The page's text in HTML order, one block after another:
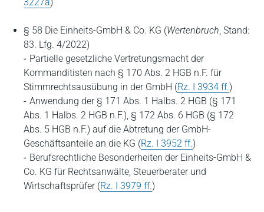
§ 58 Die Einheits-GmbH & Co. KG (Wertenbruch, Stand:
83. Lfg. 4/2022)
Partielle gesetzliche Vertretungsmacht der
Kommanditisten nach § 170 Abs. 2 HGB n.F. für
Stimmrechtsausübung in der GmbH (Rz. I 3934 ff.)
Anwendung der § 171 Abs. 1 Halbs. 2 HGB (§ 171
Abs. 1 Halbs. 2 HGB n.F.), § 172 Abs. 6 HGB (§ 172
Abs. 5 HGB n.F.) auf die Abtretung der GmbH-
Geschäftsanteile an die KG (Rz. I 3952 ff.)
Berufsrechtliche Besonderheiten der Einheits-GmbH &
Co. KG für Rechtsanwälte, Steuerberater und
Wirtschaftsprüfer (Rz. I 3979 ff.)